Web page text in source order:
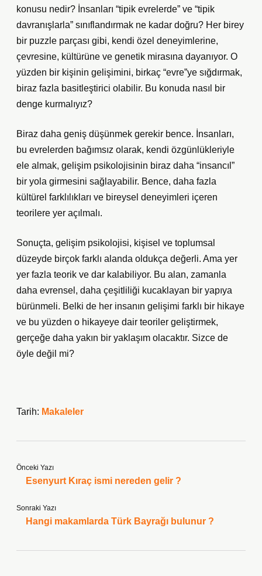
konusu nedir? İnsanları “tipik evrelerde” ve “tipik
davranışlarla” sınıflandırmak ne kadar doğru? Her birey
bir puzzle parçası gibi, kendi özel deneyimlerine,
çevresine, kültürüne ve genetik mirasına dayanıyor. O
yüzden bir kişinin gelişimini, birkaç “evre”ye sığdırmak,
biraz fazla basitleştirici olabilir. Bu konuda nasıl bir
denge kurmalıyız?
Biraz daha geniş düşünmek gerekir bence. İnsanları,
bu evrelerden bağımsız olarak, kendi özgünlükleriyle
ele almak, gelişim psikolojisinin biraz daha “insancıl”
bir yola girmesini sağlayabilir. Bence, daha fazla
kültürel farklılıkları ve bireysel deneyimleri içeren
teorilere yer açılmalı.
Sonuçta, gelişim psikolojisi, kişisel ve toplumsal
düzeyde birçok farklı alanda oldukça değerli. Ama yer
yer fazla teorik ve dar kalabiliyor. Bu alan, zamanla
daha evrensel, daha çeşitliliği kucaklayan bir yapıya
bürünmeli. Belki de her insanın gelişimi farklı bir hikaye
ve bu yüzden o hikayeye dair teoriler geliştirmek,
gerçeğe daha yakın bir yaklaşım olacaktır. Sizce de
öyle değil mi?
Tarih: Makaleler
Önceki Yazı
Esenyurt Kıraç ismi nereden gelir ?
Sonraki Yazı
Hangi makamlarda Türk Bayrağı bulunur ?